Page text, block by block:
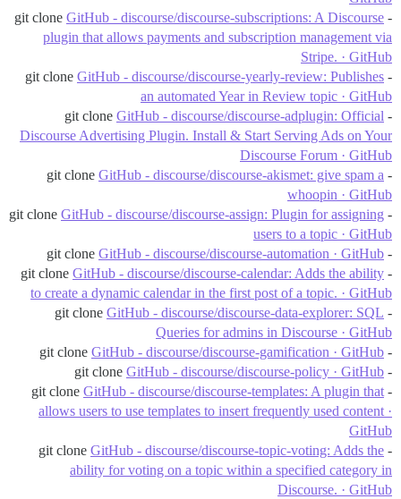
- git clone
GitHub - discourse/discourse-subscriptions: A Discourse
plugin that allows payments and subscription management via
Stripe. · GitHub
- git clone
GitHub - discourse/discourse-yearly-review: Publishes
an automated Year in Review topic · GitHub
- git clone
GitHub - discourse/discourse-adplugin: Official
Discourse Advertising Plugin. Install & Start Serving Ads on Your
Discourse Forum · GitHub
- git clone
GitHub - discourse/discourse-akismet: give spam a
whoopin · GitHub
- git clone
GitHub - discourse/discourse-assign: Plugin for assigning
users to a topic · GitHub
- git clone
GitHub - discourse/discourse-automation · GitHub
- git clone
GitHub - discourse/discourse-calendar: Adds the ability
to create a dynamic calendar in the first post of a topic. · GitHub
- git clone
GitHub - discourse/discourse-data-explorer: SQL
Queries for admins in Discourse · GitHub
- git clone
GitHub - discourse/discourse-gamification · GitHub
- git clone
GitHub - discourse/discourse-policy · GitHub
- git clone
GitHub - discourse/discourse-templates: A plugin that
allows users to use templates to insert frequently used content ·
GitHub
- git clone
GitHub - discourse/discourse-topic-voting: Adds the
ability for voting on a topic within a specified category in
Discourse. · GitHub